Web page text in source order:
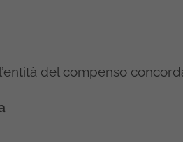
del compenso